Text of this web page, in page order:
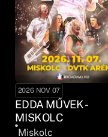
2026 NOV 07
EDDA MŰVEK -
MISKOLC
Miskolc